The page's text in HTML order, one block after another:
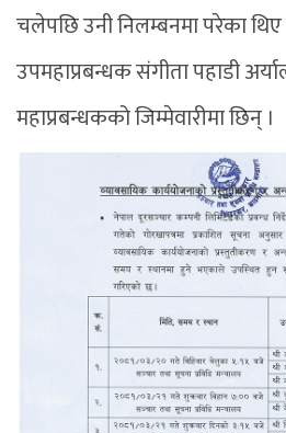
चलेपछि उनी निलम्बनमा परेका
उपमहाप्रबन्धक संगीता पहाडी
महाप्रबन्धकको जिम्मेवारीमा छिन् ।